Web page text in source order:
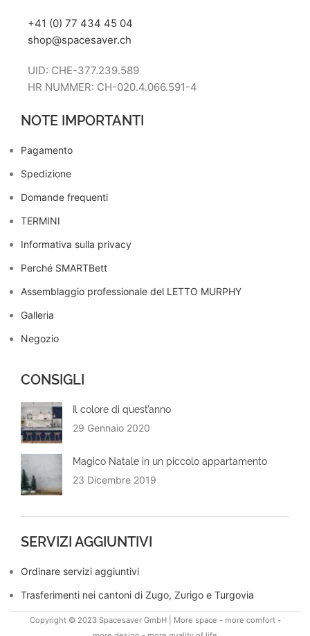
+41 (0) 77 434 45 04
shop@spacesaver.ch
UID: CHE-377.239.589
HR NUMMER: CH-020.4.066.591-4
NOTE IMPORTANTI
Pagamento
Spedizione
Domande frequenti
TERMINI
Informativa sulla privacy
Perché SMARTBett
Assemblaggio professionale del LETTO MURPHY
Galleria
Negozio
CONSIGLI
Il colore di quest’anno
29 Gennaio 2020
Magico Natale in un piccolo appartamento
23 Dicembre 2019
SERVIZI AGGIUNTIVI
Ordinare servizi aggiuntivi
Trasferimenti nei cantoni di Zugo, Zurigo e Turgovia
Copyright © 2023 Spacesaver GmbH | More space - more comfort -